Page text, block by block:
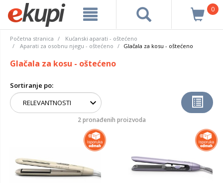
0
Početna stranica
Kućanski aparati - oštećeno
Aparati za osobnu njegu - oštećeno
Glačala za kosu - oštećeno
Glačala za kosu - oštećeno
Sortiranje po:
2 pronađenih proizvoda